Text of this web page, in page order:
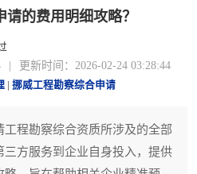
的费用明细攻略？
更新时间：2026-02-24 03:28:44
挪威工程勘察综合申请
程勘察综合资质所涉及的全部
方服务到企业自身投入，提供